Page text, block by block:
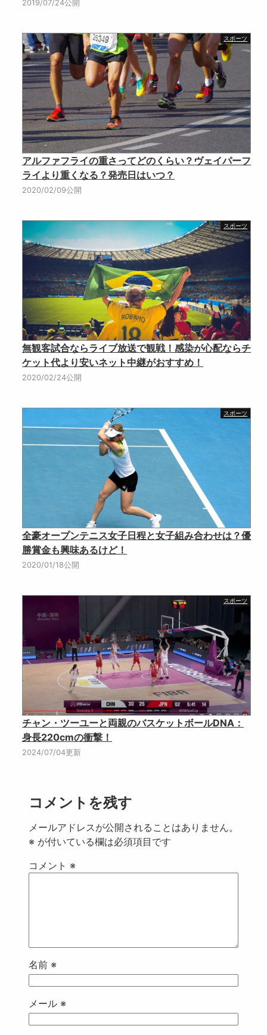
2019/07/24公開
スポーツ
アルファフライの重さってどのくらい？ヴェイパーフ
ライより重くなる？発売日はいつ？
2020/02/09公開
スポーツ
無観客試合ならライブ放送で観戦！感染が心配ならチ
ケット代より安いネット中継がおすすめ！
2020/02/24公開
スポーツ
全豪オープンテニス女子日程と女子組み合わせは？優
勝賞金も興味あるけど！
2020/01/18公開
スポーツ
チャン・ツーユーと両親のバスケットボールDNA：
身長220cmの衝撃！
2024/07/04更新
コメントを残す
メールアドレスが公開されることはありません。
※ が付いている欄は必須項目です
コメント ※
名前 ※
メール ※